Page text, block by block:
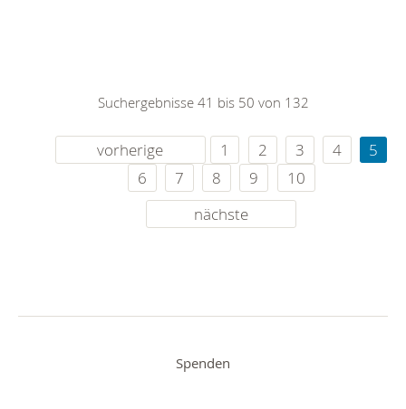
Suchergebnisse 41 bis 50 von 132
vorherige 1 2 3 4
5
6
7 8 9
10
nächste
Spenden